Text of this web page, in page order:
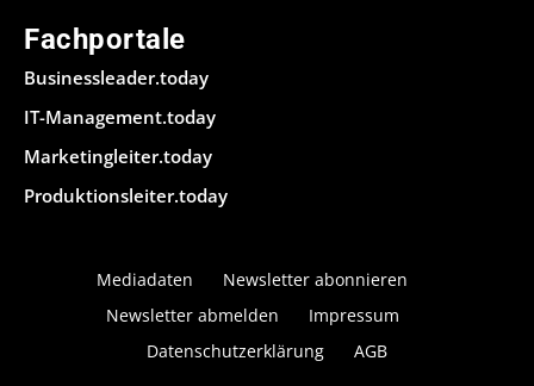
Fachportale
Businessleader.today
IT-Management.today
Marketingleiter.today
Produktionsleiter.today
Mediadaten
Newsletter abonnieren
Newsletter abmelden
Impressum
Datenschutzerklärung
AGB